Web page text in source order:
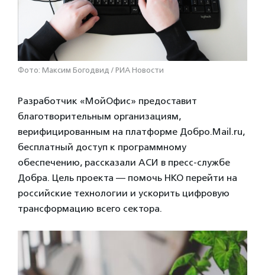
Фото: Максим Богодвид / РИА Новости
Разработчик «МойОфис» предоставит
благотворительным организациям,
верифицированным на платформе Добро.Mail.ru,
бесплатный доступ к программному
обеспечению, рассказали АСИ в пресс-службе
Добра. Цель проекта — помочь НКО перейти на
российские технологии и ускорить цифровую
трансформацию всего сектора.